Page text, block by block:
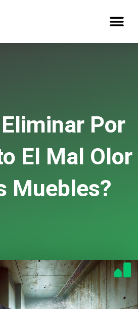
Por
El Mal Olor
Muebles?